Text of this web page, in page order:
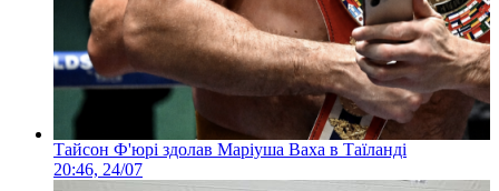
Тайсон Ф'юрі здолав Маріуша Ваха в Таїланді
20:46, 24/07